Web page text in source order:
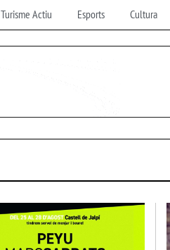
Turisme Actiu Esports Cultura